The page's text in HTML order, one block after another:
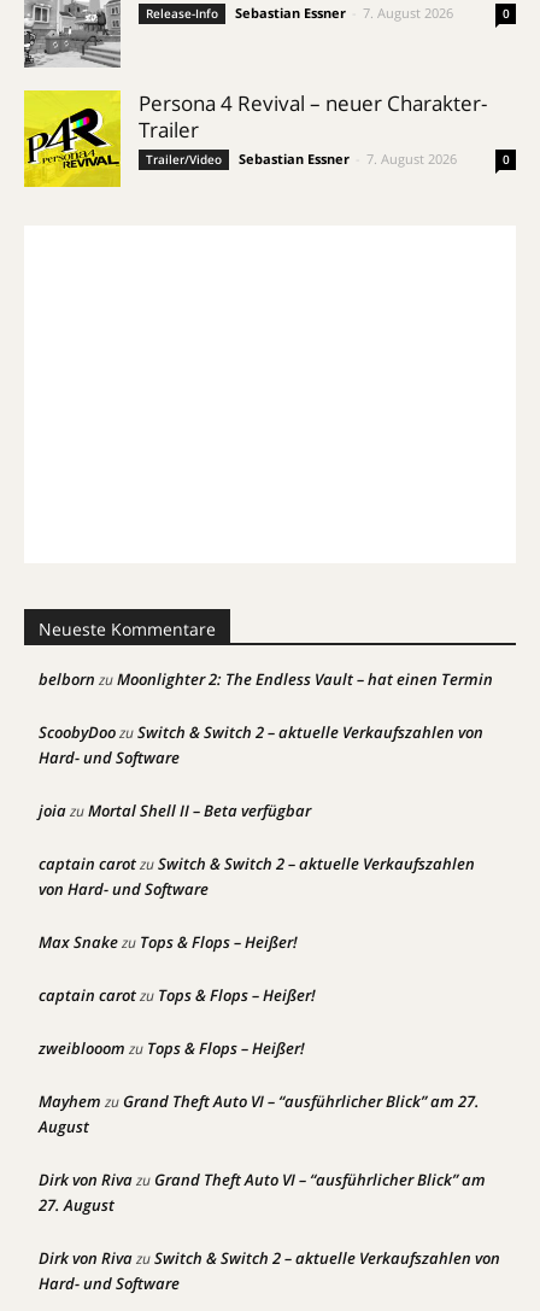
Release-Info Sebastian Essner 7. August 2026 0
Persona 4 Revival – neuer Charakter-
Trailer
Trailer/Video Sebastian Essner 7. August 2026 0
Neueste Kommentare
belborn zuMoonlighter 2: The Endless Vault – hat einen Termin
ScoobyDoozuSwitch & Switch 2 – aktuelle Verkaufszahlen von
Hard- und Software
joiazuMortal Shell II – Beta verfügbar
captain carotzuSwitch & Switch 2 – aktuelle Verkaufszahlen
von Hard- und Software
Max Snakezu Tops & Flops – Heißer!
captain carotzu Tops & Flops – Heißer!
zweiblooom zu Tops & Flops – Heißer!
Mayhem zuGrand Theft Auto VI – “ausführlicher Blick” am 27.
August
Dirk von RivazuGrand Theft Auto VI – “ausführlicher Blick” am
27. August
Dirk von RivazuSwitch & Switch 2 – aktuelle Verkaufszahlen von
Hard- und Software